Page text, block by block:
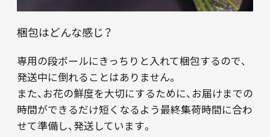
梱包はどんな感じ？
専用の段ボールにきっちりと入れて梱包するので、
発送中に倒れることはありません。
また、お花の鮮度を大切にするために、お届けまでの
時間ができるだけ短くなるよう最終集荷時間に合わ
せて準備し、発送しています。